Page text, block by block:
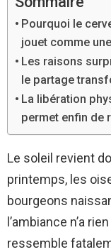
Pourquoi le
jouet comme
Les raisons
le partage
La libération
permet enfin de
Le soleil revient
printemps, les
bourgeons
l’ambiance n’a
ressemble